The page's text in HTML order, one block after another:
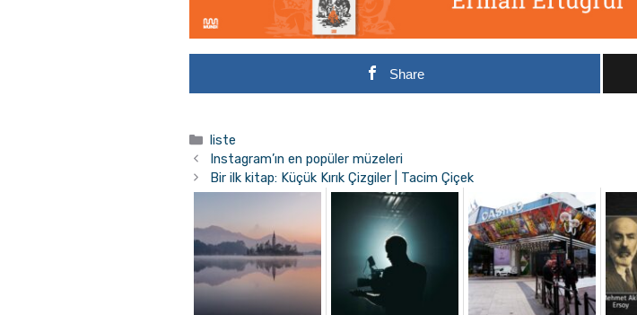
Share
Kategoriler
liste
Instagram’ın en popüler müzeleri
Bir ilk kitap: Küçük Kırık Çizgiler | Tacim Çiçek